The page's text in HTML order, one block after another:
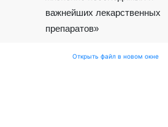
важнейших лекарственных
препаратов»
Открыть файл в новом окне